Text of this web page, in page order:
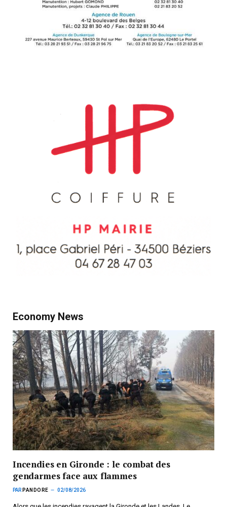
Economy News
Incendies en Gironde : le combat des
gendarmes face aux flammes
PAR PANDORE 02/08/2026